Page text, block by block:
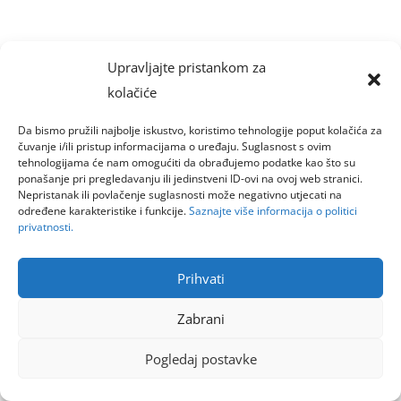
Upravljajte pristankom za
kolačiće
Da bismo pružili najbolje iskustvo, koristimo tehnologije poput kolačića za
čuvanje i/ili pristup informacijama o uređaju. Suglasnost s ovim
tehnologijama će nam omogućiti da obrađujemo podatke kao što su
ponašanje pri pregledavanju ili jedinstveni ID-ovi na ovoj web stranici.
Nepristanak ili povlačenje suglasnosti može negativno utjecati na
određene karakteristike i funkcije.Saznajte više informacija o politici
privatnosti.
Prihvati
Zabrani
Pogledaj postavke